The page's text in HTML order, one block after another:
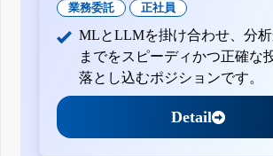
業務委託 正社員
MLとLLMを掛け合わせ、分析
までをスピーディかつ正確な
落とし込むポジションです。
Detail